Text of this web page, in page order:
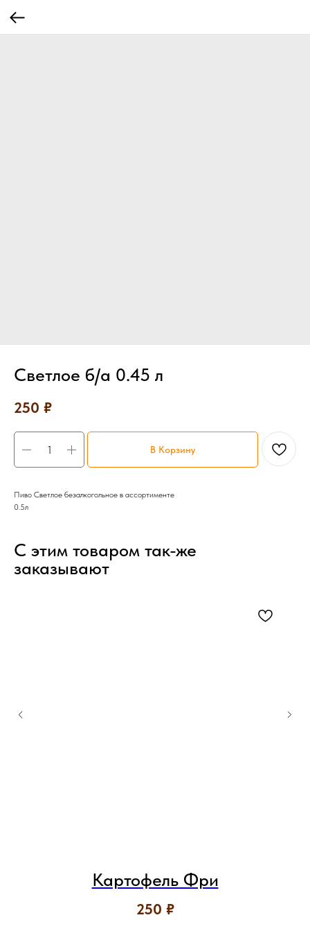
Светлое б/а 0.45 л
250 ₽
В Корзину
Пиво Светлое безалкогольное в ассортименте
0.5л
С этим товаром так-же
заказывают
Картофель Фри
250 ₽